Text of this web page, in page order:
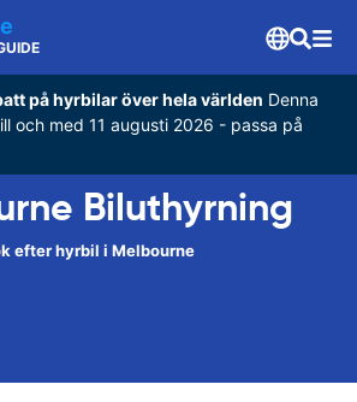
på hyrbilar över hela världen Denna
och med 11 augusti 2026 - passa på
Biluthyrning
efter hyrbil i Melbourne